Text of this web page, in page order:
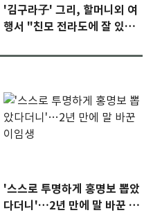
'김구라子' 그리, 할머니외 여
행서 "친모 전라도에 잘 있
'스스로 투명하게 홍명보 뽑았
다더니'…2년 만에 말 바꾼 이